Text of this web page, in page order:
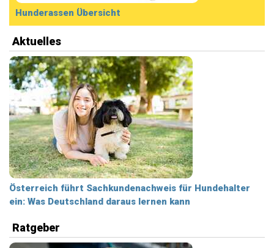
Hunderassen Übersicht
Aktuelles
Österreich führt Sachkundenachweis für Hundehalter
ein: Was Deutschland daraus lernen kann
Ratgeber